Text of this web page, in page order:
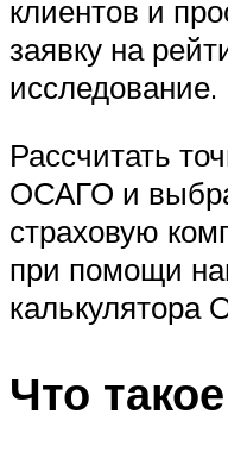
клиентов и
заявку на
исследование.
Рассчитать
ОСАГО и
страховую
при помощи
калькулятора
Что